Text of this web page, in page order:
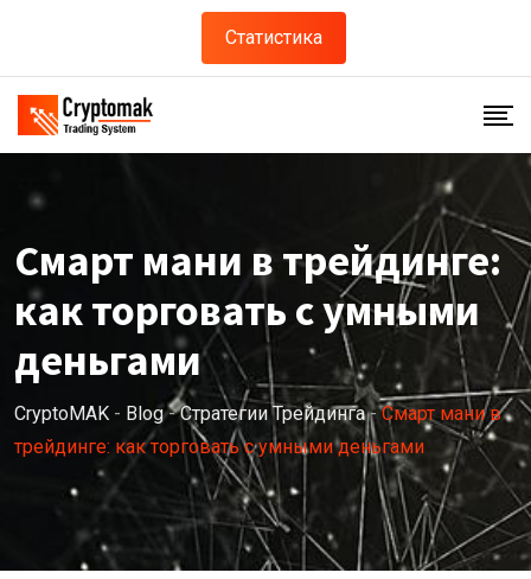
Статистика
Смарт мани в трейдинге:
как торговать с умными
деньгами
CryptoMAK - Blog-Стратегии Трейдинга-Смарт мани в
трейдинге: как торговать с умными деньгами